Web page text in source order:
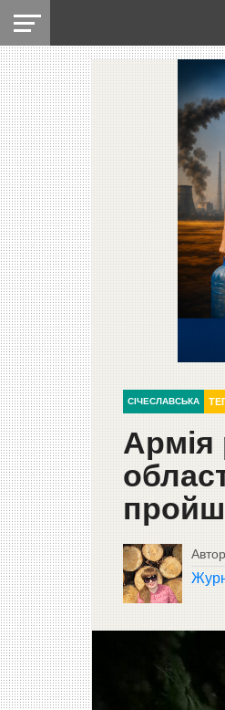
СІЧЕСЛАВСЬКА
Армія
Автор